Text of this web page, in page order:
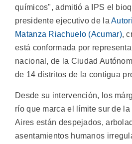
químicos", admitió a IPS el
presidente ejecutivo de la
Matanza Riachuelo (Acumar),
está conformada por
nacional, de la Ciudad
de 14 distritos de la contigua
Desde su intervención, los
río que marca el límite sur de
Aires están despejados,
asentamientos humanos